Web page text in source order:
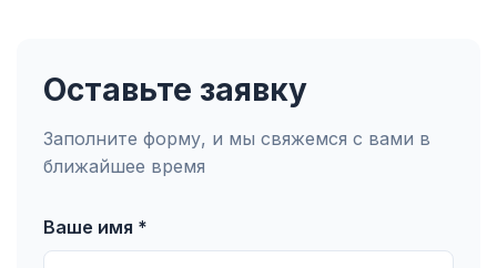
Оставьте заявку
Заполните форму, и мы свяжемся с вами в
ближайшее время
Ваше имя *